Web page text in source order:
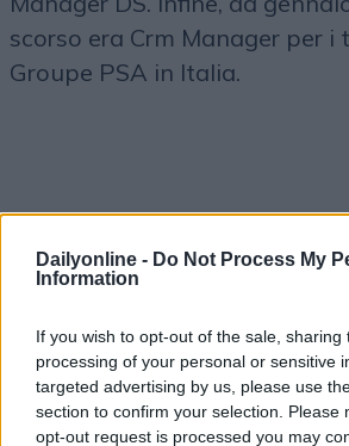
Dailyonline - Do Not Process My
Information
If you wish to opt-out of the sale, sharing
processing of your personal or sensitive
targeted advertising by us, please use
section to confirm your selection. Please
opt-out request is processed you may
scorso era Crm Manager per i
Groupe PSA in Italia.
Altri articoli che